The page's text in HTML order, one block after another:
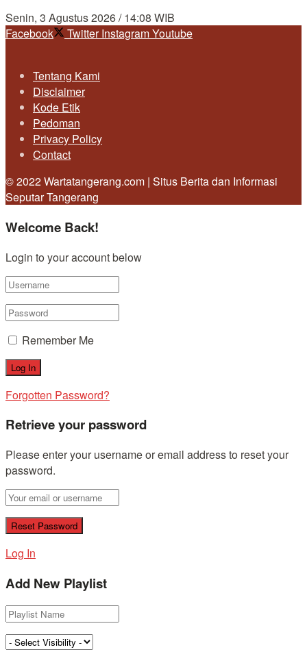
Senin, 3 Agustus 2026 / 14:08 WIB
Facebook
Twitter InstagramYoutube
Tentang Kami
Disclaimer
Kode Etik
Pedoman
Privacy Policy
Contact
© 2022 Wartatangerang.com | Situs Berita dan Informasi
Seputar Tangerang
Welcome Back!
Login to your account below
Remember Me
Forgotten Password?
Retrieve your password
Please enter your username or email address to reset your
password.
Log In
Add New Playlist